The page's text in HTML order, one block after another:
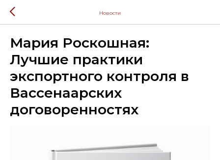
Новости
Мария Роскошная:
Лучшие практики
экспортного контроля в
Вассенаарских
договоренностях